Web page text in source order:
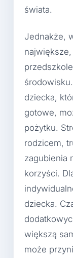
świata.
Jednakże,
dziecka,
gotowe,
pożytku.
rodzicem,
zagubienia
korzyści.
dziecka.
większą
może